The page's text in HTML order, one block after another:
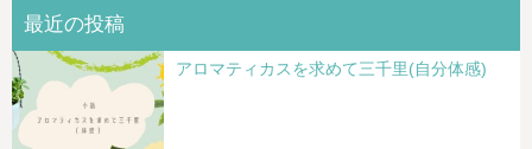
最近の投稿
アロマティカスを求めて三千里(自分体感)